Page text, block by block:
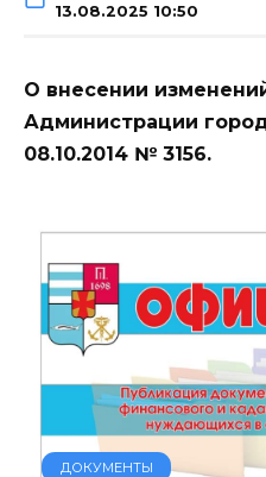
13.08.2025 10:50
О внесении
Администрации
08.10.2014 № 3156.
ДОКУМЕНТЫ